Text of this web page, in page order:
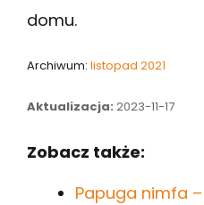
domu.
Archiwum: listopad 2021
Aktualizacja: 2023-11-17
Zobacz także:
Papuga nimfa